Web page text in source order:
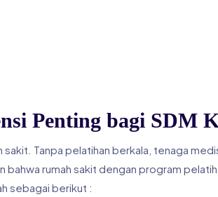
Penting bagi SDM
sakit. Tanpa pelatihan berkala, tenaga
bahwa rumah sakit dengan program
sebagai berikut :